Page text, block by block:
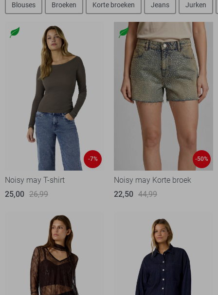
Blouses Broeken Korte broeken Jeans Jurken
-7%
Noisy may T-shirt
25,00 26,99
-50%
Noisy may Korte broek
22,50 44,99